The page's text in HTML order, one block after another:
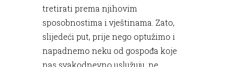
tretirati prema njihovim
sposobnostima i vještinama. Zato,
slijedeći put, prije nego optužimo i
napadnemo neku od gospođa koje
nas svakodnevno uslužuju, ne